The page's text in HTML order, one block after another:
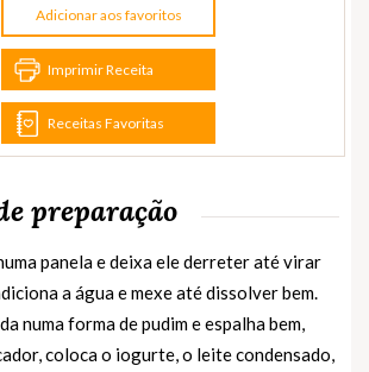
Adicionar aos favoritos
Imprimir Receita
Receitas Favoritas
preparação
panela e deixa ele derreter até virar
a água e mexe até dissolver bem.
numa forma de pudim e espalha bem,
coloca o iogurte, o leite condensado,